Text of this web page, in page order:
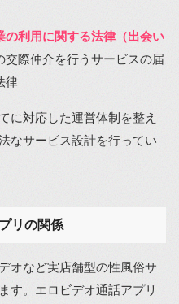
の利用に関する法律（出会い
交際仲介を行うサービスの届
律
に対応した運営体制を整え
なサービス設計を行ってい
リの関係
オなど実店舗型の性風俗サ
す。エロビデオ通話アプリ